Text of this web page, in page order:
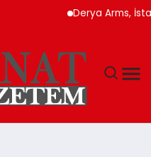
Derya Arms,